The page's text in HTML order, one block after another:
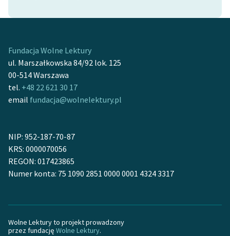
Logotypy
Materiały promocyjne
Polityka prywatności
Dane fundacji i
sprawozdania finansowe
Regulamin darowizn
wrażliwych
Deklaracja dostępności
Fundacja Wolne Lektury
ul. Marszałkowska 84/92 lok. 125
00-514 Warszawa
tel. +48 22 621 30 17
email fundacja@wolnelektury.pl
NIP: 952-187-70-87
KRS: 0000070056
REGON: 017423865
Numer konta: 75 1090 2851 0000 0001 4324 3317
Wolne Lektury to projekt prowadzony
przez fundację Wolne Lektury.